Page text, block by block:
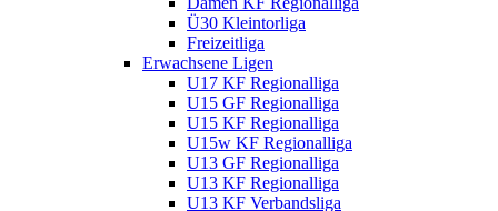
Ü30 Kleintorliga
Freizeitliga
Erwachsene Ligen
U17 KF Regionalliga
U15 GF Regionalliga
U15 KF Regionalliga
U15w KF Regionalliga
U13 GF Regionalliga
U13 KF Regionalliga
U13 KF Verbandsliga